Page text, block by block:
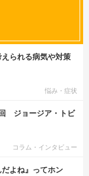
られる病気や対策
悩み・症状
ジョージア・トビ
コラム・インタビュー
だよね』ってホン